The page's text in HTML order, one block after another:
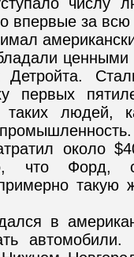
впервые за
первых
людей,
около
что Форд,
в
автомобили.